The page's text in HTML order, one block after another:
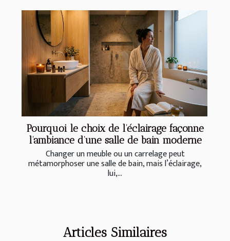
Pourquoi le choix de l’éclairage façonne
l’ambiance d’une salle de bain moderne
Changer un meuble ou un carrelage peut
métamorphoser une salle de bain, mais l’éclairage,
lui,...
Articles Similaires